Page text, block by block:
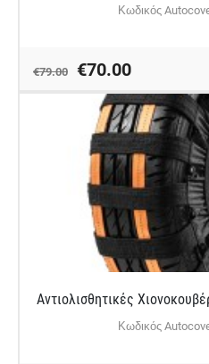
Κωδικός
€79.00 €70.00
Αντιολισθητικές
Κωδικός